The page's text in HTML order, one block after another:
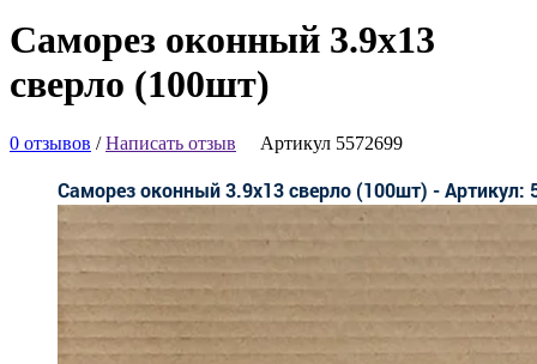
Саморез оконный 3.9х13
сверло (100шт)
0 отзывов /Написать отзыв Артикул 5572699